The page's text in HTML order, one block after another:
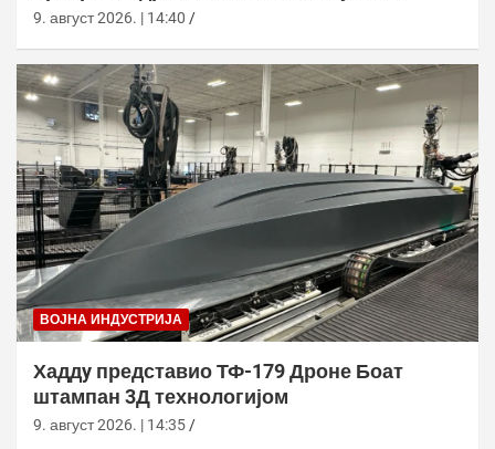
9. август 2026. | 14:40
ВОЈНА ИНДУСТРИЈА
Хаддy представио ТФ-179 Дроне Боат
штампан 3Д технологијом
9. август 2026. | 14:35